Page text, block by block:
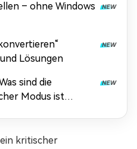
– ohne Windows
Lösungen
sind die
Modus ist
kritischer